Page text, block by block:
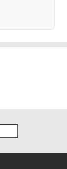
トレット 返
パソコン デス
端子 VESA対
ソロ酔い酒